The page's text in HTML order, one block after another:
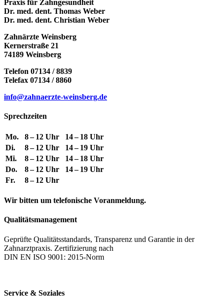
Praxis für Zahngesundheit
Dr. med. dent. Thomas Weber
Dr. med. dent. Christian Weber
Zahnärzte Weinsberg
Kernerstraße 21
74189 Weinsberg
Telefon 07134 / 8839
Telefax 07134 / 8860
info@zahnaerzte-weinsberg.de
Sprechzeiten
Mo. 8 – 12 Uhr
14 – 18 Uhr
Di.
8 – 12 Uhr
14 – 19 Uhr
Mi.
8 – 12 Uhr
14 – 18 Uhr
Do.
8 – 12 Uhr
14 – 19 Uhr
Fr.
8 – 12 Uhr
Wir bitten um telefonische Voranmeldung.
Qualitätsmanagement
Geprüfte Qualitätsstandards, Transparenz und Garantie in der
Zahnarztpraxis. Zertifizierung nach
DIN EN ISO 9001: 2015-Norm
Service & Soziales